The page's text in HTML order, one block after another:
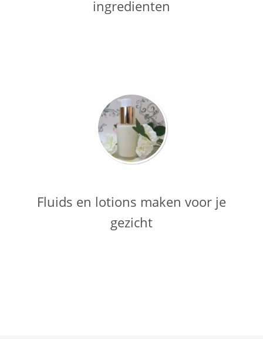
ingredienten
Fluids en lotions maken voor je
gezicht